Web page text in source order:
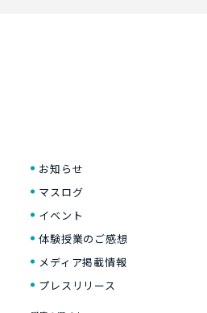
お知らせ
マスログ
イベント
体験授業のご感想
メディア掲載情報
プレスリリース